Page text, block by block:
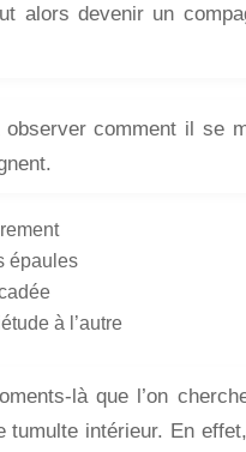
alors devenir un
comment il se
épaules
à l’autre
là que l’on
tumulte intérieur. En